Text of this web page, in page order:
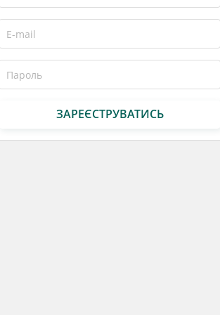
ЗАРЕЄСТРУВАТИСЬ